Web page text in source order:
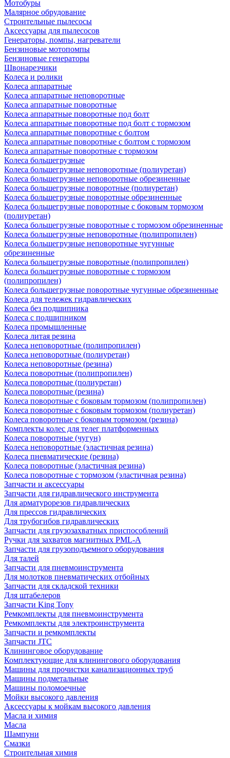
Мотобуры
Малярное обрудование
Строительные пылесосы
Аксессуары для пылесосов
Генераторы, помпы, нагреватели
Бензиновые мотопомпы
Бензиновые генераторы
Швонарезчики
Колеса и ролики
Колеса аппаратные
Колеса аппаратные неповоротные
Колеса аппаратные поворотные
Колеса аппаратные поворотные под болт
Колеса аппаратные поворотные под болт с тормозом
Колеса аппаратные поворотные с болтом
Колеса аппаратные поворотные с болтом с тормозом
Колеса аппаратные поворотные с тормозом
Колеса большегрузные
Колеса большегрузные неповоротные (полиуретан)
Колеса большегрузные неповоротные обрезиненные
Колеса большегрузные поворотные (полиуретан)
Колеса большегрузные поворотные обрезиненные
Колеса большегрузные поворотные с боковым тормозом
(полиуретан)
Колеса большегрузные поворотные с тормозом обрезиненные
Колеса большегрузные неповоротные (полипропилен)
Колеса большегрузные неповоротные чугунные
обрезиненные
Колеса большегрузные поворотные (полипропилен)
Колеса большегрузные поворотные с тормозом
(полипропилен)
Колеса большегрузные поворотные чугунные обрезиненные
Колеса для тележек гидравлических
Колеса без подшипника
Колеса с подшипником
Колеса промышленные
Колеса литая резина
Колеса неповоротные (полипропилен)
Колеса неповоротные (полиуретан)
Колеса неповоротные (резина)
Колеса поворотные (полипропилен)
Колеса поворотные (полиуретан)
Колеса поворотные (резина)
Колеса поворотные c боковым тормозом (полипропилен)
Колеса поворотные c боковым тормозом (полиуретан)
Колеса поворотные c боковым тормозом (резина)
Комплекты колес для телег платформенных
Колеса поворотные (чугун)
Колеса неповоротные (эластичная резина)
Колеса пневматические (резина)
Колеса поворотные (эластичная резина)
Колеса поворотные c тормозом (эластичная резина)
Запчасти и аксессуары
Запчасти для гидравлического инструмента
Для арматурорезов гидравлических
Для прессов гидравлических
Для трубогибов гидравлических
Запчасти для грузозахватных приспособлений
Ручки для захватов магнитных PML-A
Запчасти для грузоподъемного оборудования
Для талей
Запчасти для пневмоинструмента
Для молотков пневматических отбойных
Запчасти для складской техники
Для штабелеров
Запчасти King Tony
Ремкомплекты для пневмоинструмента
Ремкомплекты для электроинструмента
Запчасти и ремкомплекты
Запчасти JTC
Клининговое оборудование
Комплектующие для клинингового оборудования
Машины для прочистки канализационных труб
Машины подметальные
Машины поломоечные
Мойки высокого давления
Аксессуары к мойкам высокого давления
Масла и химия
Масла
Шампуни
Смазки
Строительная химия